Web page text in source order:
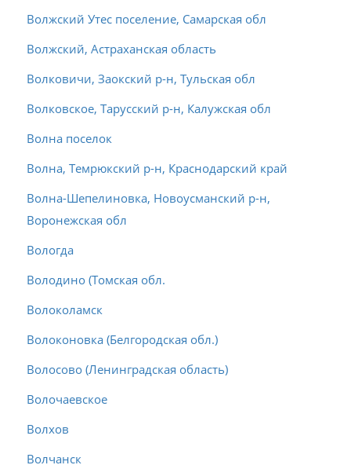
Волжский Утес поселение, Самарская обл
Волжский, Астраханская область
Волковичи, Заокский р-н, Тульская обл
Волковское, Тарусский р-н, Калужская обл
Волна поселок
Волна, Темрюкский р-н, Краснодарский край
Волна-Шепелиновка, Новоусманский р-н,
Воронежская обл
Вологда
Володино (Томская обл.
Волоколамск
Волоконовка (Белгородская обл.)
Волосово (Ленинградская область)
Волочаевское
Волхов
Волчанск